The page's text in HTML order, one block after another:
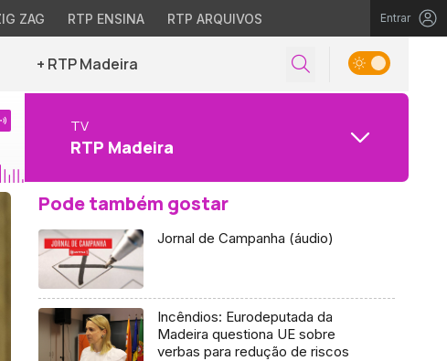
ZAG RTP ENSINA RTP ARQUIVOS Entrar
+ RTP Madeira
TV
RTP Madeira
Pode também gostar
Jornal de Campanha (áudio)
Incêndios: Eurodeputada da
Madeira questiona UE sobre
verbas para redução de riscos